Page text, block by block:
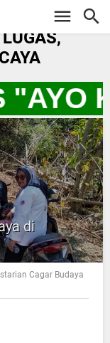
di
Cagar Budaya